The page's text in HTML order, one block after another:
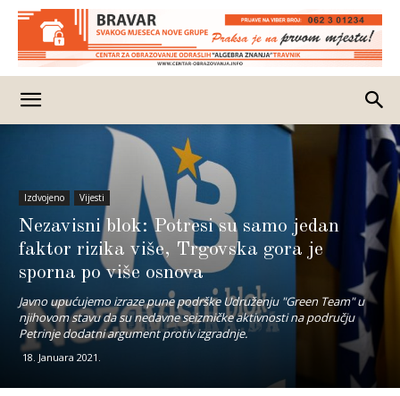
Izdvojeno Vijesti
Nezavisni blok: Potresi su samo jedan
faktor rizika više, Trgovska gora je
sporna po više osnova
Javno upućujemo izraze pune podrške Udruženju "Green Team" u
njihovom stavu da su nedavne seizmičke aktivnosti na području
Petrinje dodatni argument protiv izgradnje.
18. Januara 2021.